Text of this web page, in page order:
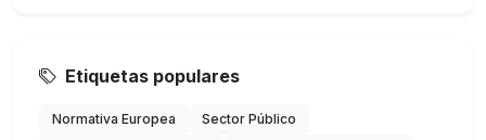
Etiquetas populares
Normativa Europea
Sector Público